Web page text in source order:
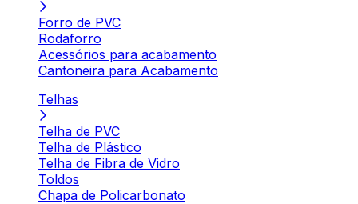
Forro de PVC
Rodaforro
Acessórios para acabamento
Cantoneira para Acabamento
Telhas
Telha de PVC
Telha de Plástico
Telha de Fibra de Vidro
Toldos
Chapa de Policarbonato